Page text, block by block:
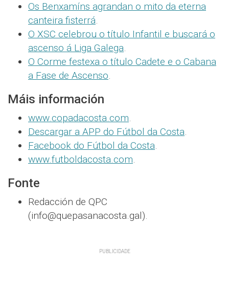
Os Benxamíns agrandan o mito da eterna
canteira fisterrá.
O XSC celebrou o título Infantil e buscará o
ascenso á Liga Galega.
O Corme festexa o título Cadete e o Cabana
a Fase de Ascenso.
Máis información
www.copadacosta.com.
Descargar a APP do Fútbol da Costa.
Facebook do Fútbol da Costa.
www.futboldacosta.com.
Fonte
Redacción de QPC
(info@quepasanacosta.gal).